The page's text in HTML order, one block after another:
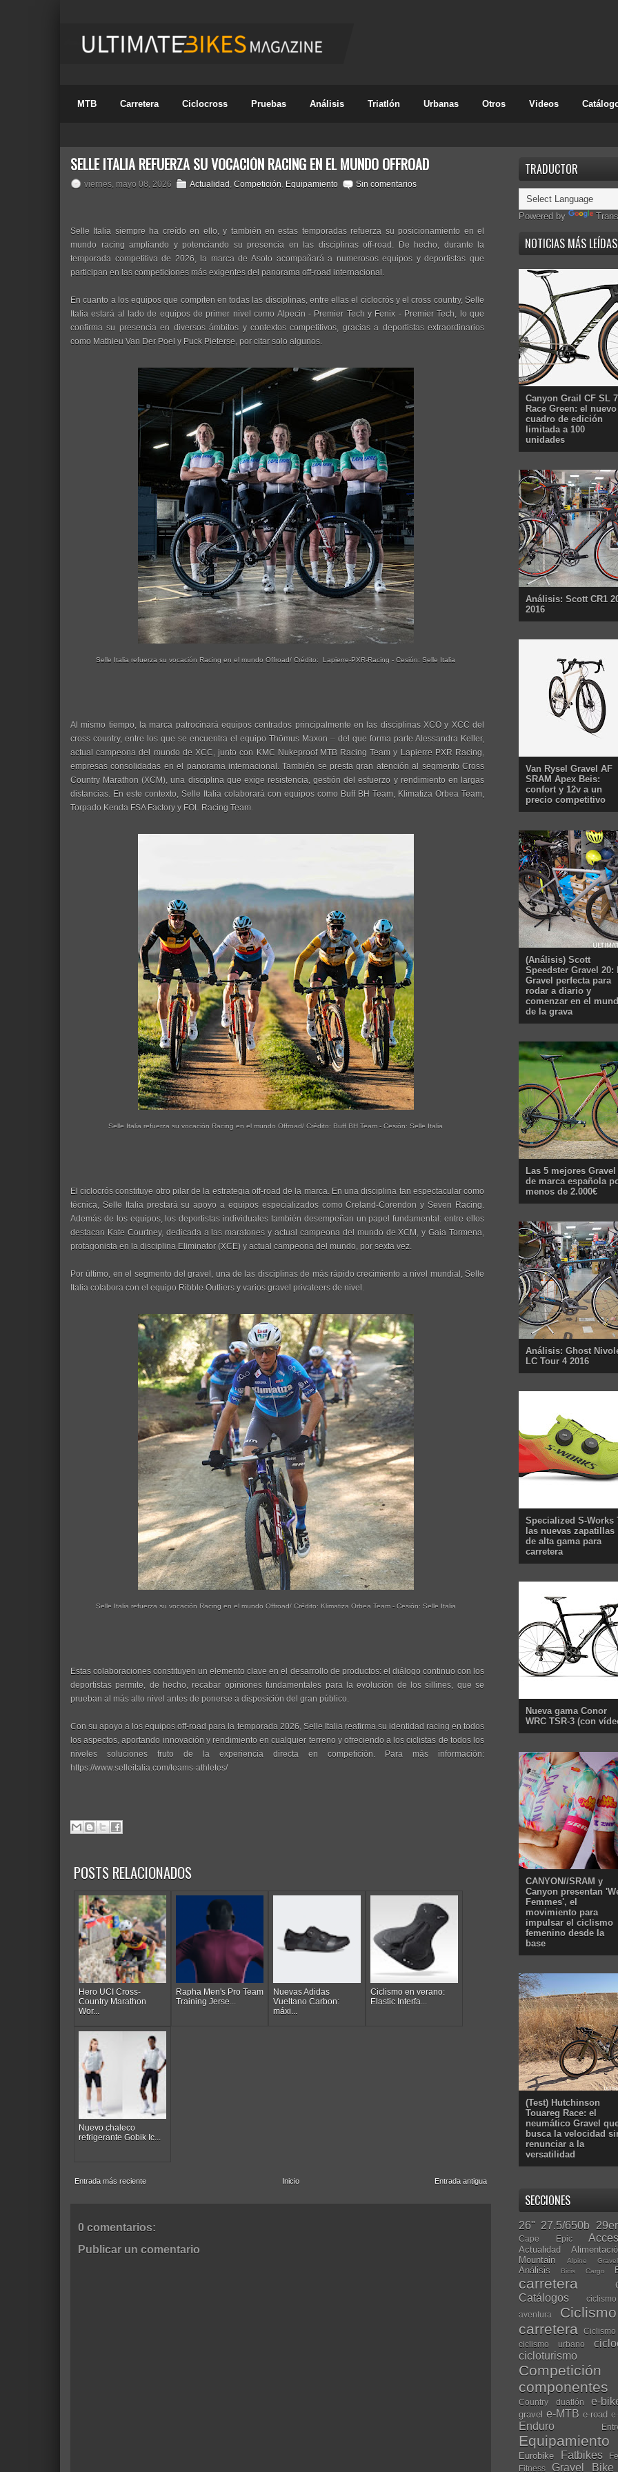
MTB Carretera Ciclocross Pruebas Análisis Triatlón Urbanas Otros Videos
SELLE ITALIA REFUERZA SU VOCACIÓN RACING EN EL MUNDO OFFROAD
viernes, mayo 08, 2026 Actualidad , Competición, Equipamiento Sin comentarios
Selle Italia siempre ha creído en ello, y también en estas temporadas refuerza su posicionamiento en el
mundo racing ampliando y potenciando su presencia en las disciplinas off-road. De hecho, durante la
temporada competitiva de 2026, la marca de Asolo acompañará a numerosos equipos y deportistas que
participan en las competiciones más exigentes del panorama off-road internacional.
En cuanto a los equipos que compiten en todas las disciplinas, entre ellas el ciclocrós y el cross country, Selle
Italia estará al lado de equipos de primer nivel como Alpecin - Premier Tech y Fenix - Premier Tech, lo que
confirma su presencia en diversos ámbitos y contextos competitivos, gracias a deportistas extraordinarios
como Mathieu Van Der Poel y Puck Pieterse, por citar solo algunos.
Selle Italia refuerza su vocación Racing en el mundo Offroad/ Crédito: Lapierre-PXR-Racing - Cesión: Selle Italia
Al mismo tiempo, la marca patrocinará equipos centrados principalmente en las disciplinas XCO y XCC del
cross country, entre los que se encuentra el equipo Thömus Maxon – del que forma parte Alessandra Keller,
actual campeona del mundo de XCC, junto con KMC Nukeproof MTB Racing Team y Lapierre PXR Racing,
empresas consolidadas en el panorama internacional. También se presta gran atención al segmento Cross
Country Marathon (XCM), una disciplina que exige resistencia, gestión del esfuerzo y rendimiento en largas
distancias. En este contexto, Selle Italia colaborará con equipos como Buff BH Team, Klimatiza Orbea Team,
Torpado Kenda FSA Factory y FOL Racing Team.
Selle Italia refuerza su vocación Racing en el mundo Offroad/ Crédito: Buff BH Team - Cesión: Selle Italia
El ciclocrós constituye otro pilar de la estrategia off-road de la marca. En una disciplina tan espectacular como
técnica, Selle Italia prestará su apoyo a equipos especializados como Creland-Corendon y Seven Racing.
Además de los equipos, los deportistas individuales también desempeñan un papel fundamental: entre ellos
destacan Kate Courtney, dedicada a las maratones y actual campeona del mundo de XCM, y Gaia Tormena,
protagonista en la disciplina Eliminator (XCE) y actual campeona del mundo, por sexta vez.
Por último, en el segmento del gravel, una de las disciplinas de más rápido crecimiento a nivel mundial, Selle
Italia colabora con el equipo Ribble Outliers y varios gravel privateers de nivel.
Selle Italia refuerza su vocación Racing en el mundo Offroad/ Crédito: Klimatiza Orbea Team- Cesión: Selle Italia
Estas colaboraciones constituyen un elemento clave en el desarrollo de productos: el diálogo continuo con los
deportistas permite, de hecho, recabar opiniones fundamentales para la evolución de los sillines, que se
prueban al más alto nivel antes de ponerse a disposición del gran público.
Con su apoyo a los equipos off-road para la temporada 2026, Selle Italia reafirma su identidad racing en todos
los aspectos, aportando innovación y rendimiento en cualquier terreno y ofreciendo a los ciclistas de todos los
niveles soluciones fruto de la experiencia directa en competición. Para más información:
https://www.selleitalia.com/teams-athletes/
POSTS RELACIONADOS
Hero UCI Cross-
Country Marathon
Wor...
Rapha Men's Pro Team
Training Jerse...
Nuevas Adidas
Vueltano Carbon:
máxi...
Ciclismo en verano:
Elastic Interfa...
Nuevo chaleco
refrigerante Gobik Ic...
Entrada más reciente Entrada antigua
Inicio
0 comentarios:
Publicar un comentario
TRADUCTOR
Powered by
NOTICIAS MÁS LEÍDAS
Canyon Grail CF SL 7
Race Green: el nuevo
cuadro de edición
limitada a 100
unidades
Análisis: Scott CR1
2016
Van Rysel Gravel AF
SRAM Apex Beis:
confort y 12v a un
precio competitivo
(Análisis) Scott
Speedster Gravel 20:
Gravel perfecta para
rodar a diario y
comenzar en el
de la grava
Las 5 mejores Gravel
de marca española
menos de 2.000€
Análisis: Ghost
LC Tour 4 2016
Specialized S-Works
las nuevas zapatillas
de alta gama para
carretera
Nueva gama Conor
WRC TSR-3 (con
CANYON//SRAM y
Canyon presentan
Femmes', el
movimiento para
impulsar el ciclismo
femenino desde la
base
(Test) Hutchinson
Touareg Race: el
neumático Gravel
busca la velocidad
renunciar a la
versatilidad
SECCIONES
26" 27.5/650b 29er
Cape Epic
Actualidad
Mountain
Alpine
Análisis Bicis Cargo
carretera
Catálogos
aventura
carretera
Ciclismo
ciclismo urbano
cicloturismo
Competición
componentes
Country duatlón e-
gravel e-MTB e-road
Enduro
Equipamiento
Eurobike Fatbikes
Fitness
Gravel Bike